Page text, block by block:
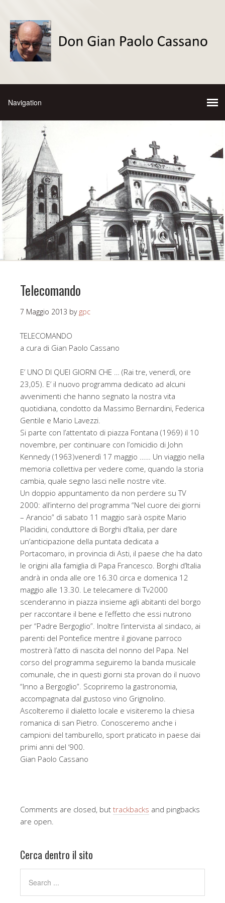
Telecomando
7 Maggio 2013 by gpc
TELECOMANDO
a cura di Gian Paolo Cassano
E’ UNO DI QUEI GIORNI CHE … (Rai tre, venerdì, ore
23,05). E’ il nuovo programma dedicato ad alcuni
avvenimenti che hanno segnato la nostra vita
quotidiana, condotto da Massimo Bernardini, Federica
Gentile e Mario Lavezzi.
Si parte con l’attentato di piazza Fontana (1969) il 10
novembre, per continuare con l’omicidio di John
Kennedy (1963)venerdì 17 maggio …… Un viaggio nella
memoria collettiva per vedere come, quando la storia
cambia, quale segno lasci nelle nostre vite.
Un doppio appuntamento da non perdere su TV
2000: all’interno del programma “Nel cuore dei giorni
– Arancio” di sabato 11 maggio sarà ospite Mario
Placidini, conduttore di Borghi d’Italia, per dare
un’anticipazione della puntata dedicata a
Portacomaro, in provincia di Asti, il paese che ha dato
le origini alla famiglia di Papa Francesco. Borghi d’Italia
andrà in onda alle ore 16.30 circa e domenica 12
maggio alle 13.30. Le telecamere di Tv2000
scenderanno in piazza insieme agli abitanti del borgo
per raccontare il bene e l’effetto che essi nutrono
per “Padre Bergoglio”. Inoltre l’intervista al sindaco, ai
parenti del Pontefice mentre il giovane parroco
mostrerà l’atto di nascita del nonno del Papa. Nel
corso del programma seguiremo la banda musicale
comunale, che in questi giorni sta provan do il nuovo
“Inno a Bergoglio”. Scopriremo la gastronomia,
accompagnata dal gustoso vino Grignolino.
Ascolteremo il dialetto locale e visiteremo la chiesa
romanica di san Pietro. Conosceremo anche i
campioni del tamburello, sport praticato in paese dai
primi anni del ‘900.
Gian Paolo Cassano
Comments are closed, but trackbacks and pingbacks
are open.
Cerca dentro il sito